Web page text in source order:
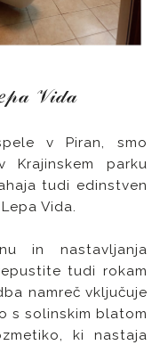
𝒱𝒾𝒹𝒶
v Piran, smo
parku
tudi edinstven
Vida.
in nastavljanja
tudi rokam
namreč vključuje
s solinskim blatom
ki nastaja